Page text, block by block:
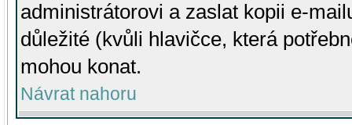
administrátorovi a zaslat kopii e-
důležité (kvůli hlavičce, která
mohou konat.
Návrat nahoru